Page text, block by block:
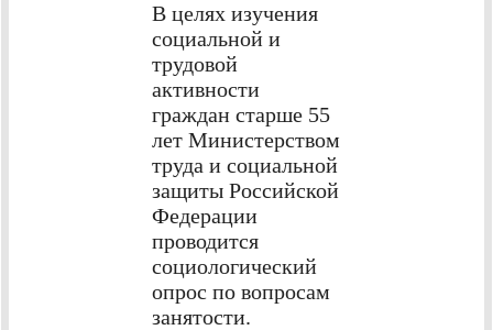
В целях изучения
социальной и
трудовой
активности
граждан старше 55
лет Министерством
труда и социальной
защиты Российской
Федерации
проводится
социологический
опрос по вопросам
занятости.